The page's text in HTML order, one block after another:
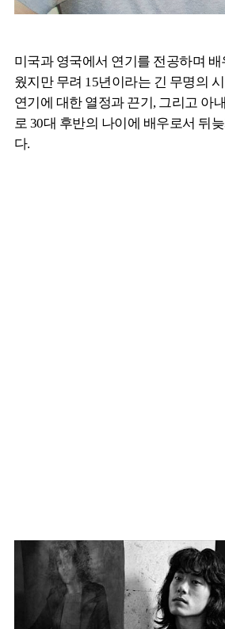
미국과 영국에서 연기를 전공하며 배
웠지만 무려 15년이라는 긴 무명의
연기에 대한 열정과 끈기, 그리고 아
로 30대 후반의 나이에 배우로서 뒤
다.